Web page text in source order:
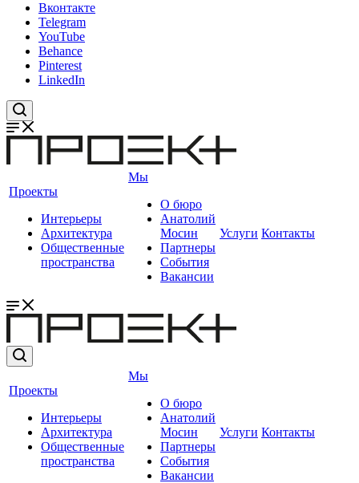
Вконтакте
Telegram
YouTube
Behance
Pinterest
LinkedIn
Проекты
Интерьеры
Архитектура
Общественные
пространства
Мы
О бюро
Анатолий
Мосин
Партнеры
События
Вакансии
Услуги Контакты
Проекты
Интерьеры
Архитектура
Общественные
пространства
Мы
О бюро
Анатолий
Мосин
Партнеры
События
Вакансии
Услуги Контакты